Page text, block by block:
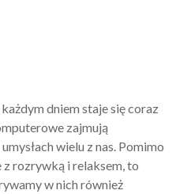
dniem staje się coraz
zajmują
wielu z nas. Pomimo
z rozrywką i relaksem, to
w nich również